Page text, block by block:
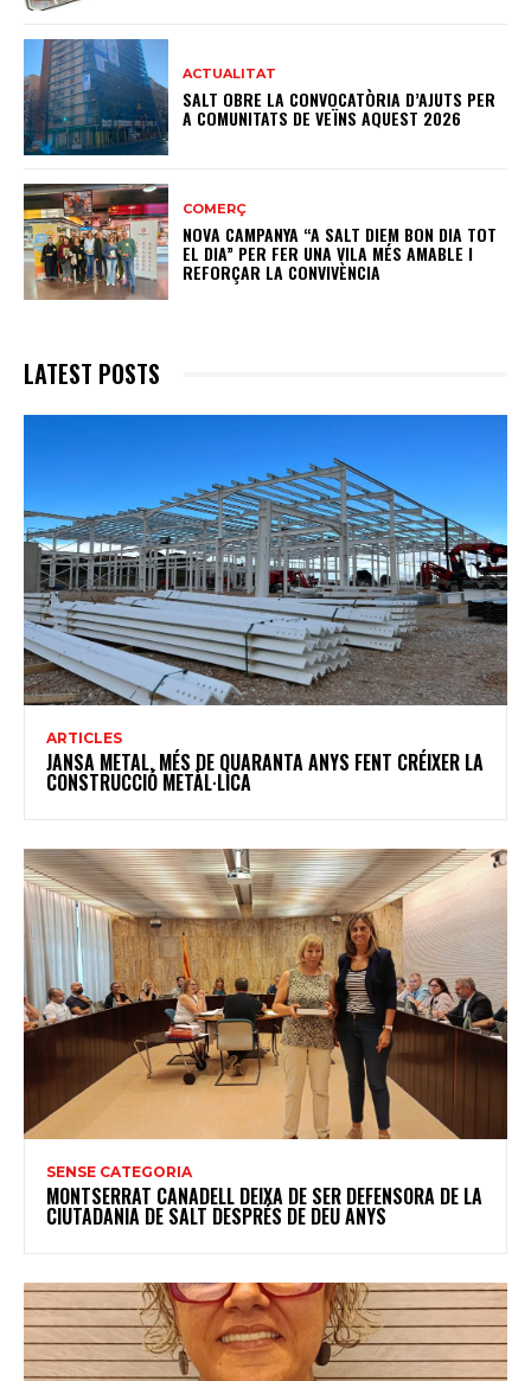
ACTUALITAT
SALT OBRE LA CONVOCATÒRIA D’AJUTS PER
A COMUNITATS DE VEÏNS AQUEST 2026
COMERÇ
NOVA CAMPANYA “A SALT DIEM BON DIA TOT
EL DIA” PER FER UNA VILA MÉS AMABLE I
REFORÇAR LA CONVIVÈNCIA
LATEST POSTS
ARTICLES
JANSA METAL, MÉS DE QUARANTA ANYS FENT CRÉIXER LA
CONSTRUCCIÓ METÀL·LICA
SENSE CATEGORIA
MONTSERRAT CANADELL DEIXA DE SER DEFENSORA DE LA
CIUTADANIA DE SALT DESPRÉS DE DEU ANYS